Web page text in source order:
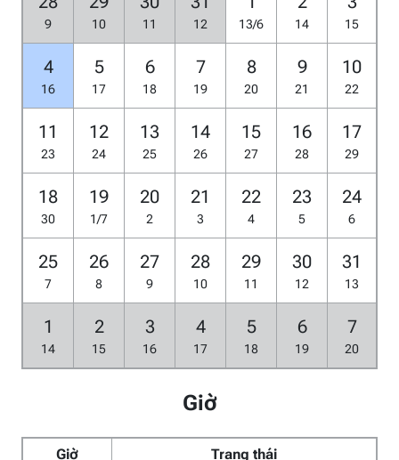
9 10 11 12 13/6 14 15
4
16
5
17
6
18
7
19
8
20
9
21
10
22
11
23
12
24
13
25
14
26
15
27
16
28
17
29
18
30
19
1/7
20
2
21
3
22
4
23
5
24
6
25
7
26
8
27
9
28
10
29
11
30
12
31
13
1
14
2
15
3
16
4
17
5
18
6
19
7
20
Giờ
Giờ Trạng thái